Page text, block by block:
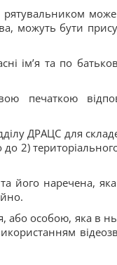
можуть бути
ім’я та по
печаткою
ДРАЦС для
2)
його наречена,
або особою, яка в